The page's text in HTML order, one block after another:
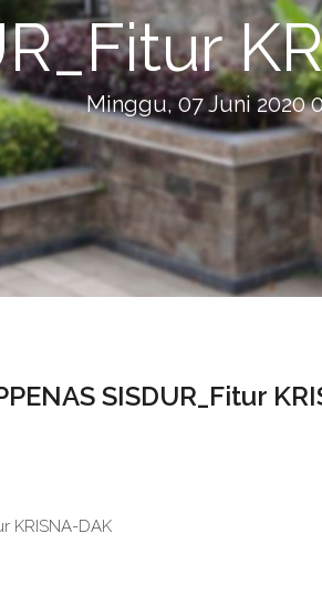
Minggu, 07 Juni 2020
SISDUR_Fitur
KRISNA-DAK